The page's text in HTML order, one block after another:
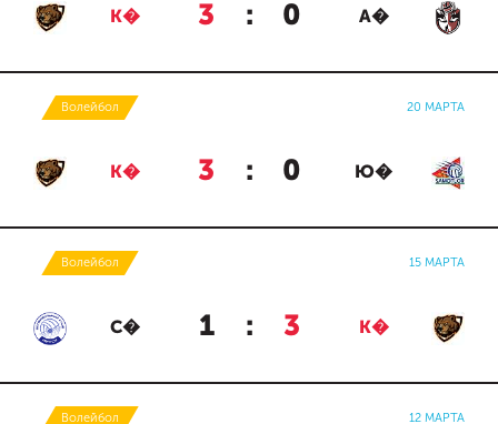
К� 3 : 0 А�
Волейбол 20 МАРТА
К� 3 : 0 Ю�
Волейбол 15 МАРТА
С� 1 : 3 К�
Волейбол 12 МАРТА